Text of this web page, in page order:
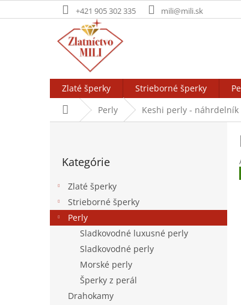
na
+421 905 302 335 mili@mili.sk
Zlaté šperky Strieborné šperky
DomovPerly Keshi perly - náhrdelník
a
kategórie
Kategórie
Zlaté šperky
Strieborné šperky
Perly
Sladkovodné luxusné perly
Sladkovodné perly
Morské perly
Šperky z perál
Drahokamy